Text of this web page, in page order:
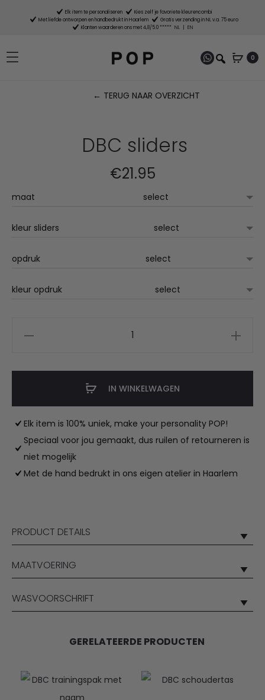
Elk item te personaliseren
Kies zelf je favoriete kleurencombi
Met liefde ontworpen en handbedrukt in Haarlem
Gratis verzending in NL v.a. 75 euro
Klanten waarderen ons met 4,8/5.0 ***** NL EN
0
← TERUG NAAR OVERZICHT
DBC sliders
€21.95
Elk item is 100% uniek, make your personality POP!
Speciaal voor jou gemaakt, dus ruilen of retourneren is
niet mogelijk
Met de hand bedrukt in ons eigen atelier in Haarlem
maat
kleur sliders
opdruk
kleur opdruk
IN WINKELWAGEN
PRODUCT DETAILS
MAATVOERING
WASVOORSCHRIFT
GERELATEERDE PRODUCTEN